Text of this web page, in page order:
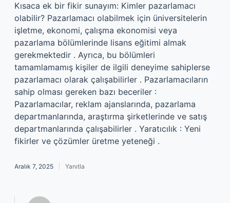
Kısaca ek bir fikir sunayım: Kimler pazarlamacı
olabilir? Pazarlamacı olabilmek için üniversitelerin
işletme, ekonomi, çalışma ekonomisi veya
pazarlama bölümlerinde lisans eğitimi almak
gerekmektedir . Ayrıca, bu bölümleri
tamamlamamış kişiler de ilgili deneyime sahiplerse
pazarlamacı olarak çalışabilirler . Pazarlamacıların
sahip olması gereken bazı beceriler :
Pazarlamacılar, reklam ajanslarında, pazarlama
departmanlarında, araştırma şirketlerinde ve satış
departmanlarında çalışabilirler . Yaratıcılık : Yeni
fikirler ve çözümler üretme yeteneği .
Aralık 7, 2025 Yanıtla